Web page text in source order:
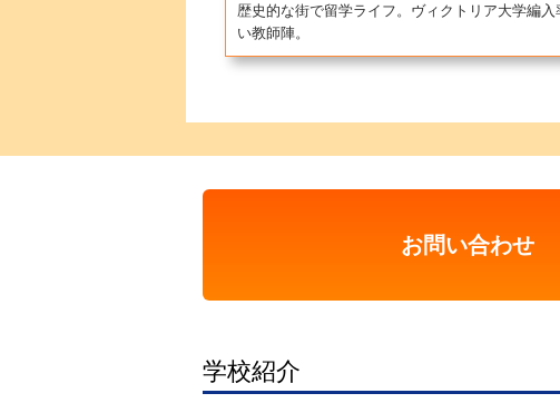
歴史的な街で留学ライフ。ヴィクトリア大学編
い教師陣。
お問い合わせ
学校紹介